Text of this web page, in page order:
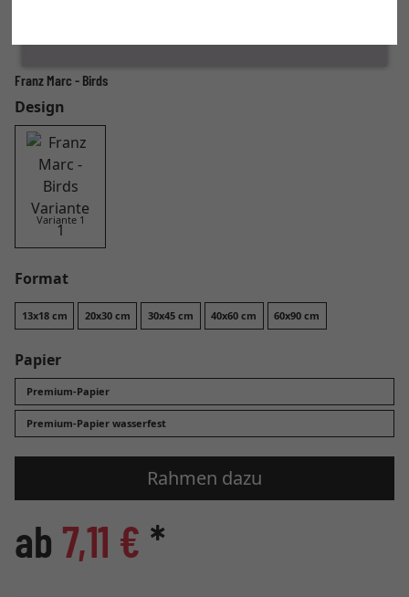
Franz Marc - Birds
Design
Variante 1
Format
13x18 cm 20x30 cm 30x45 cm 40x60 cm 60x90 cm
Papier
Premium-Papier
Premium-Papier wasserfest
Rahmen dazu
ab 7,11 € *